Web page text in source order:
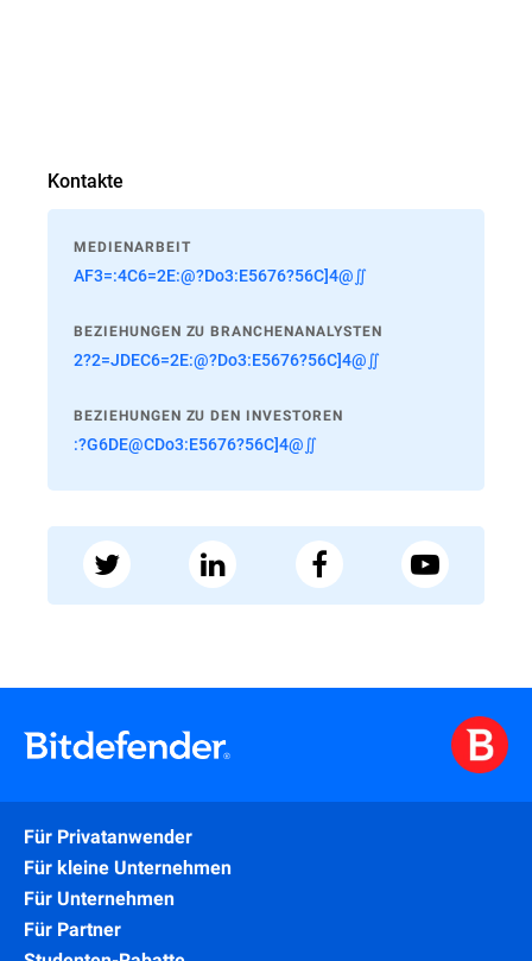
Kontakte
MEDIENARBEIT
AF3=:4C6=2E:@?Do3:E5676?56C]4@∬
BEZIEHUNGEN ZU BRANCHENANALYSTEN
2?2=JDEC6=2E:@?Do3:E5676?56C]4@∬
BEZIEHUNGEN ZU DEN INVESTOREN
:?G6DE@CDo3:E5676?56C]4@∬
Für Privatanwender
Für kleine Unternehmen
Für Unternehmen
Für Partner